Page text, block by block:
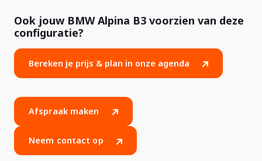
Ook jouw BMW Alpina B3 voorzien van deze
configuratie?
Bereken je prijs & plan in onze agenda
Afspraak maken
Neem contact op